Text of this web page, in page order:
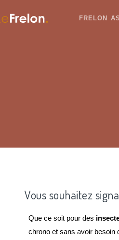
FRELON
Vous souhaitez
Que ce soit pour des
chrono et sans avoir besoin